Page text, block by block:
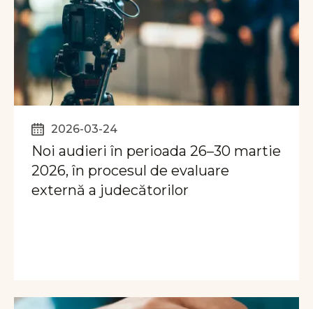
2026-03-24
Noi audieri în perioada 26–30 martie
2026, în procesul de evaluare
externă a judecătorilor